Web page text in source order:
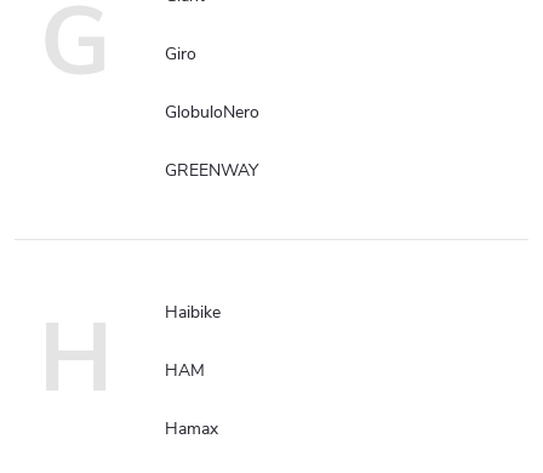
G Giro
GlobuloNero
GREENWAY
H Haibike
HAM
Hamax